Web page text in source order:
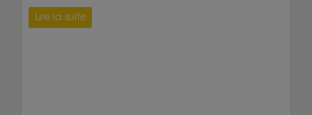
Lire la suite